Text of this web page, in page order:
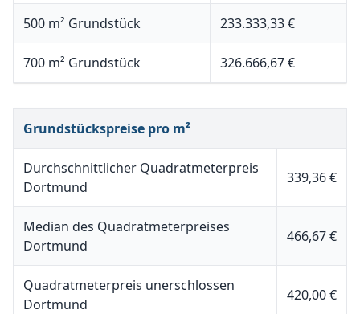
500 m² Grundstück 233.333,33 €
700 m² Grundstück 326.666,67 €
Grundstückspreise pro m²
Durchschnittlicher Quadratmeterpreis
Dortmund
339,36 €
Median des Quadratmeterpreises
Dortmund
466,67 €
Quadratmeterpreis unerschlossen
Dortmund
420,00 €